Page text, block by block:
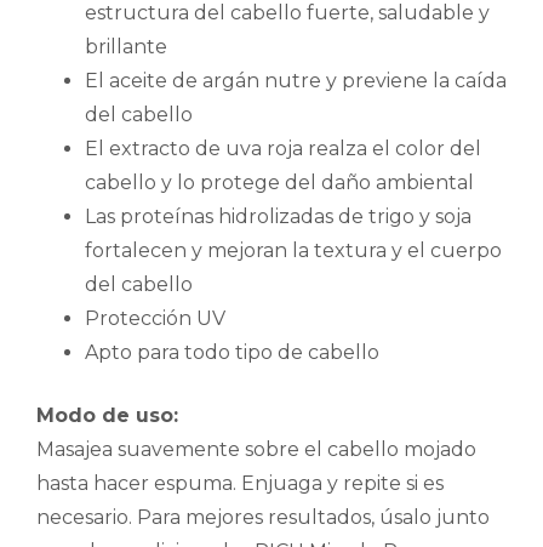
estructura del cabello fuerte, saludable y
brillante
El aceite de argán nutre y previene la caída
del cabello
El extracto de uva roja realza el color del
cabello y lo protege del daño ambiental
Las proteínas hidrolizadas de trigo y soja
fortalecen y mejoran la textura y el cuerpo
del cabello
Protección UV
Apto para todo tipo de cabello
Modo de uso:
Masajea suavemente sobre el cabello mojado
hasta hacer espuma. Enjuaga y repite si es
necesario. Para mejores resultados, úsalo junto